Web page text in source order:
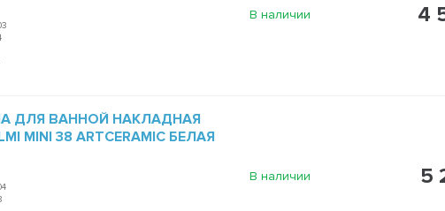
В наличии 4
ДЛЯ ВАННОЙ НАКЛАДНАЯ
MINI 38 ARTCERAMIC БЕЛАЯ
В наличии 5